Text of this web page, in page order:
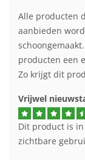
Alle producten
aanbieden
producten een
Zo krijgt dit
Vrijwel
Dit product is
zichtbare